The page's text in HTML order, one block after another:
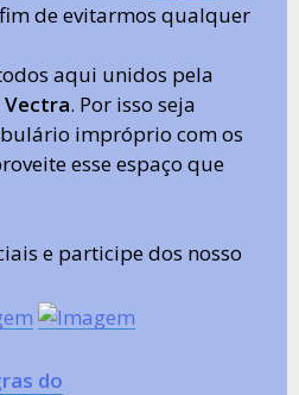
de evitarmos qualquer
aqui unidos pela
Vectra. Por isso seja
impróprio com os
esse espaço que
e participe dos nosso
do